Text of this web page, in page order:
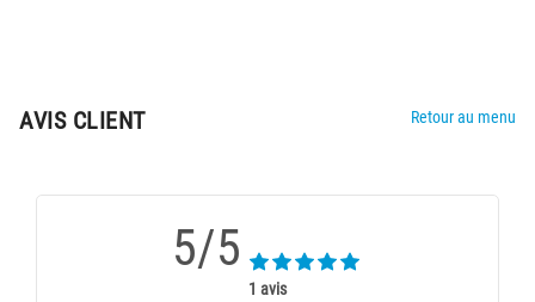
AVIS CLIENT Retour au menu
5/5
1 avis